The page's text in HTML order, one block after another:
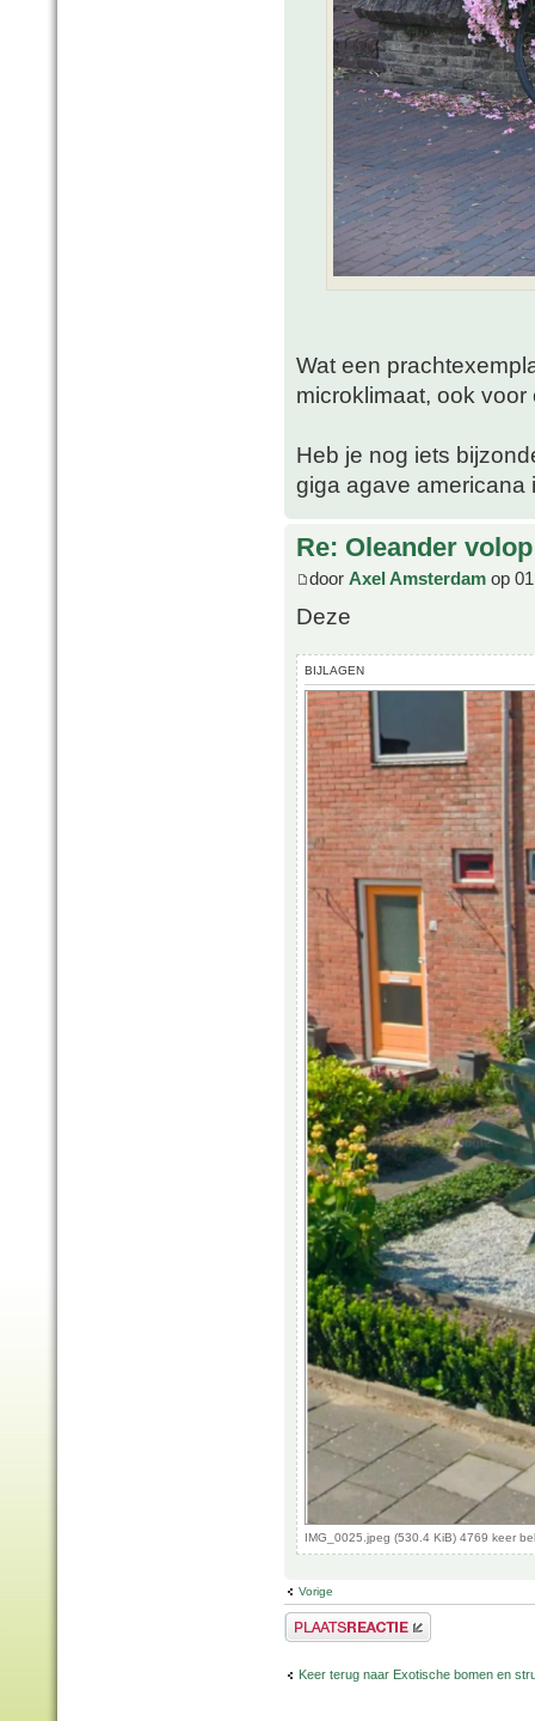
Wat een
microklimaat, ook
Heb je nog iets
giga agave americana
Re: Oleander
door Axel Amsterdam op
Deze
BIJLAGEN
IMG_0025.jpeg (530.4 KiB) 4769 keer
Vorige
Plaats een reactie
Keer terug naar Exotische bomen en